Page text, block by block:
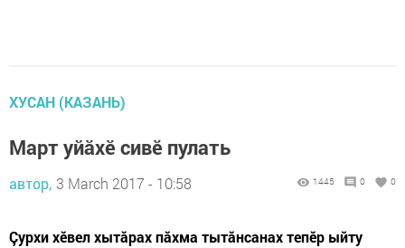
ХУСАН (КАЗАНЬ)
Март уйăхӗ сивӗ пулать
автор, 3 March 2017 - 10:58 1445 0 0
Çурхи хӗвел хытăрах пăхма тытăнсанах тепӗр ыйту